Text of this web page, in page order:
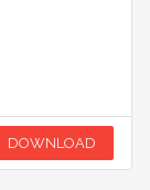
DOWNLOAD